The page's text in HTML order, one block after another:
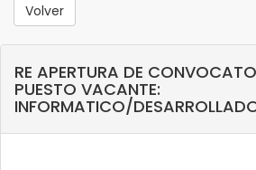
Volver
RE APERTURA DE
PUESTO VACANTE:
INFORMATICO/